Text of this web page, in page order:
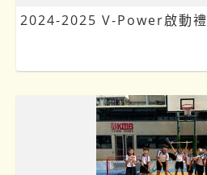
2024-2025 V-Power啟動禮